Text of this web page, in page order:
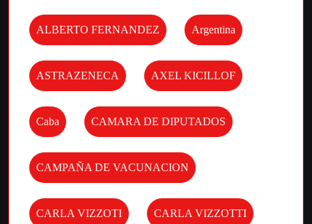
ALBERTO FERNANDEZ Argentina
ASTRAZENECA AXEL KICILLOF
Caba CAMARA DE DIPUTADOS
CAMPAÑA DE VACUNACION
CARLA VIZZOTI CARLA VIZZOTTI